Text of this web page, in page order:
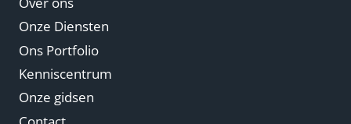
Onze Diensten
Ons Portfolio
Kenniscentrum
Onze gidsen